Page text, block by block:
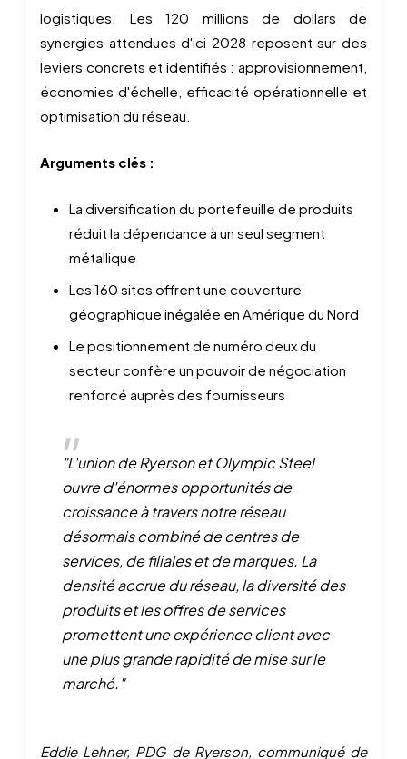
logistiques. Les 120 millions de dollars de
synergies attendues d'ici 2028 reposent sur des
leviers concrets et identifiés : approvisionnement,
économies d'échelle, efficacité opérationnelle et
optimisation du réseau.
Arguments clés :
La diversification du portefeuille de produits
réduit la dépendance à un seul segment
métallique
Les 160 sites offrent une couverture
géographique inégalée en Amérique du Nord
Le positionnement de numéro deux du
secteur confère un pouvoir de négociation
renforcé auprès des fournisseurs
"L'union de Ryerson et Olympic Steel
ouvre d'énormes opportunités de
croissance à travers notre réseau
désormais combiné de centres de
services, de filiales et de marques. La
densité accrue du réseau, la diversité des
produits et les offres de services
promettent une expérience client avec
une plus grande rapidité de mise sur le
marché."
Eddie Lehner, PDG de Ryerson, communiqué de